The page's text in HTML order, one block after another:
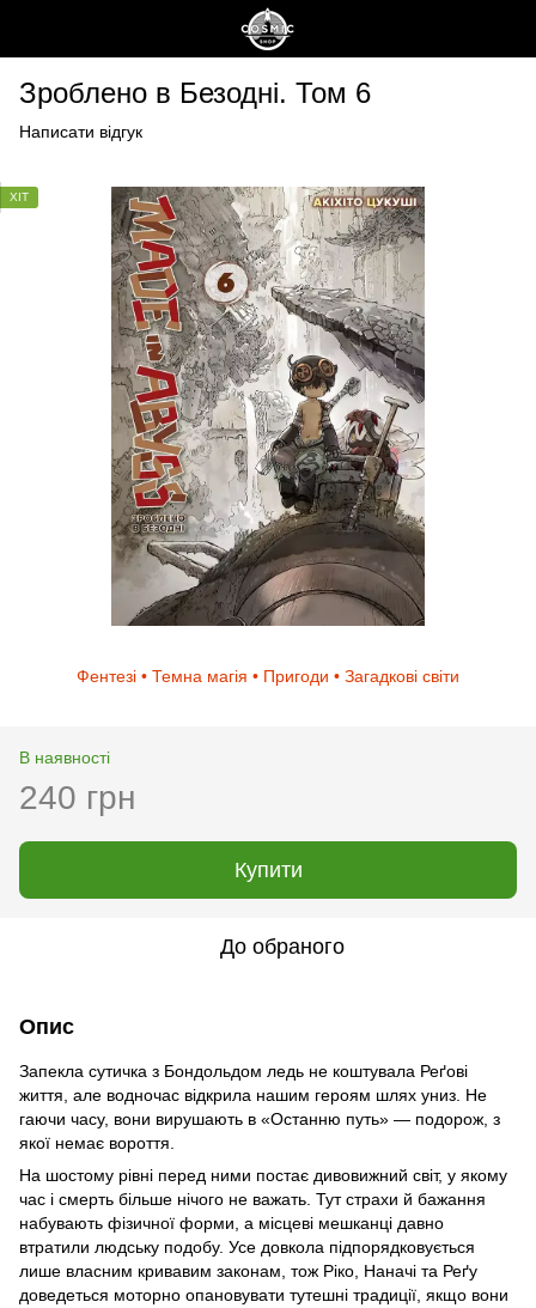
Зроблено в Безодні. Том 6
Написати відгук
ХІТ
Фентезі • Темна магія • Пригоди • Загадкові світи
В наявності
240 грн
Купити
До обраного
Опис
Запекла сутичка з Бондольдом ледь не коштувала Реґові
життя, але водночас відкрила нашим героям шлях униз. Не
гаючи часу, вони вирушають в «Останню путь» — подорож, з
якої немає вороття.
На шостому рівні перед ними постає дивовижний світ, у якому
час і смерть більше нічого не важать. Тут страхи й бажання
набувають фізичної форми, а місцеві мешканці давно
втратили людську подобу. Усе довкола підпорядковується
лише власним кривавим законам, тож Ріко, Наначі та Реґу
доведеться моторно опановувати тутешні традиції, якщо вони